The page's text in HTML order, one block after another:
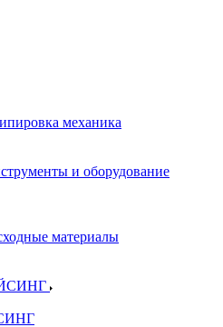
механика
и оборудование
материалы